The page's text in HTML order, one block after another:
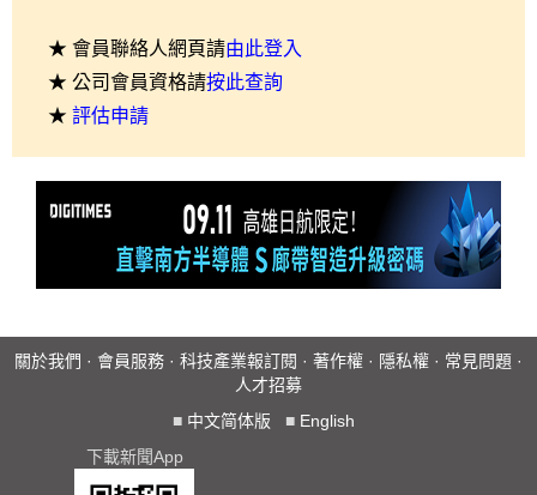
★ 會員聯絡人網頁請由此登入
★ 公司會員資格請按此查詢
★ 評估申請
關於我們 · 會員服務 · 科技產業報訂閱 · 著作權 · 隱私權 · 常見問題 ·
人才招募
■ 中文简体版 ■ English
下載新聞App